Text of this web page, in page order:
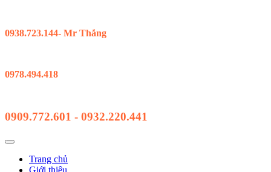
0938.723.144- Mr Thắng
0978.494.418
0909.772.601 - 0932.220.441
Trang chủ
Giới thiệu